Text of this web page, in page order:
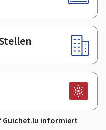
Guichet.lu informiert